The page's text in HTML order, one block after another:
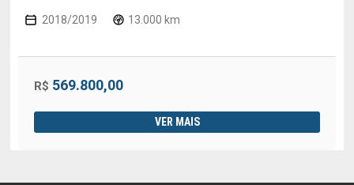
2018/2019 13.000 km
R$ 569.800,00
VER MAIS